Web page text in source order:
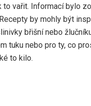
to vařit. Informací bylo
by mohly být
břišní nebo
tuku nebo pro ty, co
to kilo.